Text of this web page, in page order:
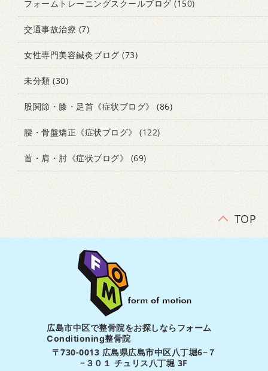
フォームトレーニングスクールブログ (150)
交通事故治療 (7)
女性専門美容鍼灸ブログ (73)
未分類 (30)
股関節・膝・足首《症状ブログ》 (86)
腰・骨盤矯正《症状ブログ》 (122)
首・肩・肘《症状ブログ》 (69)
TOP
広島市中区で整骨院をお探しならフォーム
Conditioning整骨院
〒730-0013 広島県広島市中区八丁堀6−７
−３０１ チュリス八丁堀 3F